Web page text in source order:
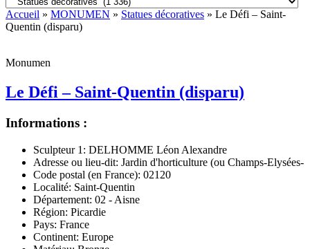
Accueil » MONUMEN » Statues décoratives » Le Défi – Saint-
Quentin (disparu)
Monumen
Le Défi – Saint-Quentin (disparu)
Informations :
Sculpteur 1: DELHOMME Léon Alexandre
Adresse ou lieu-dit: Jardin d'horticulture (ou Champs-Elysées-
Code postal (en France): 02120
Localité: Saint-Quentin
Département: 02 - Aisne
Région: Picardie
Pays: France
Continent: Europe